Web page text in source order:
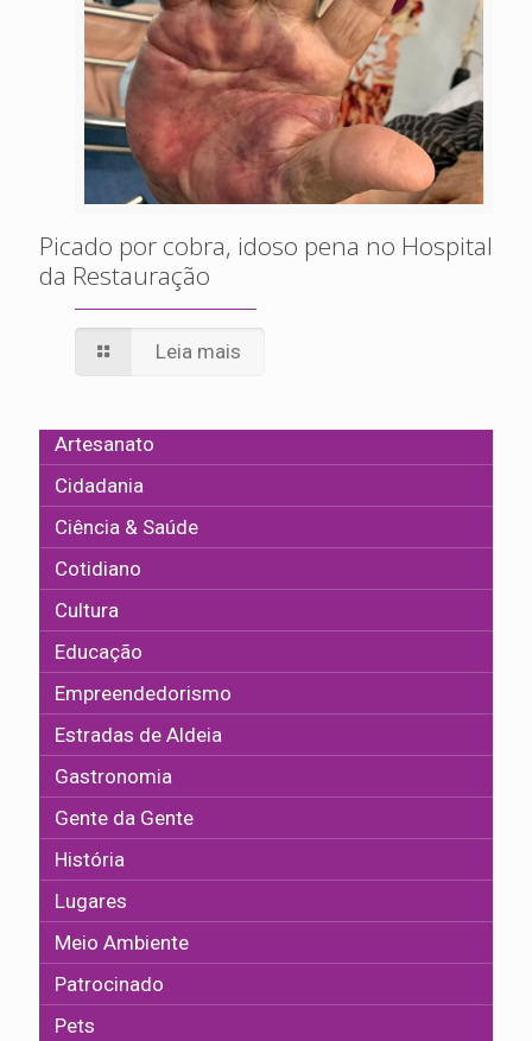
Picado por cobra, idoso pena no Hospital
da Restauração
Leia mais
Artesanato
Cidadania
Ciência & Saúde
Cotidiano
Cultura
Educação
Empreendedorismo
Estradas de Aldeia
Gastronomia
Gente da Gente
História
Lugares
Meio Ambiente
Patrocinado
Pets